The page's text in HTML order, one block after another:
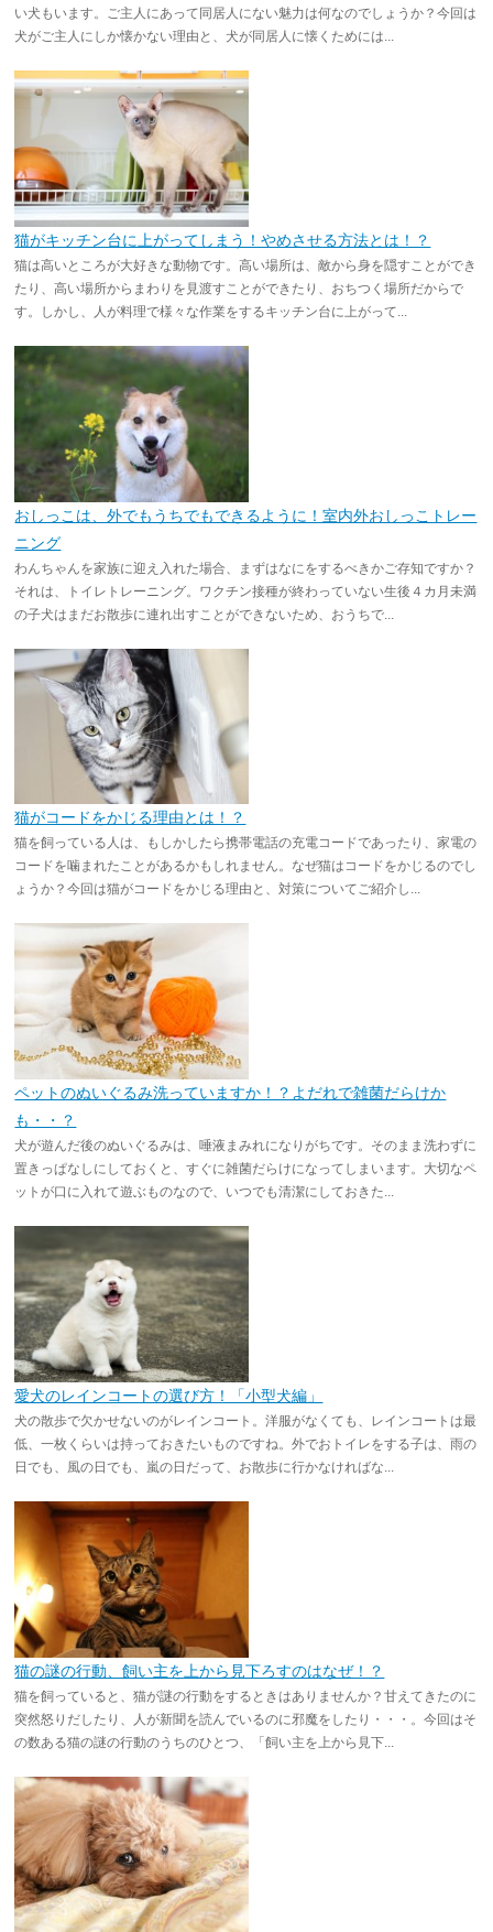
い犬もいます。ご主人にあって同居人にない魅力は何なのでしょうか？今回は
犬がご主人にしか懐かない理由と、犬が同居人に懐くためには...
猫がキッチン台に上がってしまう！やめさせる方法とは！？
猫は高いところが大好きな動物です。高い場所は、敵から身を隠すことができ
たり、高い場所からまわりを見渡すことができたり、おちつく場所だからで
す。しかし、人が料理で様々な作業をするキッチン台に上がって...
おしっこは、外でもうちでもできるように！室内外おしっこトレー
ニング
わんちゃんを家族に迎え入れた場合、まずはなにをするべきかご存知ですか？
それは、トイレトレーニング。ワクチン接種が終わっていない生後４カ月未満
の子犬はまだお散歩に連れ出すことができないため、おうちで...
猫がコードをかじる理由とは！？
猫を飼っている人は、もしかしたら携帯電話の充電コードであったり、家電の
コードを噛まれたことがあるかもしれません。なぜ猫はコードをかじるのでし
ょうか？今回は猫がコードをかじる理由と、対策についてご紹介し...
ペットのぬいぐるみ洗っていますか！？よだれで雑菌だらけか
も・・？
犬が遊んだ後のぬいぐるみは、唾液まみれになりがちです。そのまま洗わずに
置きっぱなしにしておくと、すぐに雑菌だらけになってしまいます。大切なペ
ットが口に入れて遊ぶものなので、いつでも清潔にしておきた...
愛犬のレインコートの選び方！「小型犬編」
犬の散歩で欠かせないのがレインコート。洋服がなくても、レインコートは最
低、一枚くらいは持っておきたいものですね。外でおトイレをする子は、雨の
日でも、風の日でも、嵐の日だって、お散歩に行かなければな...
猫の謎の行動、飼い主を上から見下ろすのはなぜ！？
猫を飼っていると、猫が謎の行動をするときはありませんか？甘えてきたのに
突然怒りだしたり、人が新聞を読んでいるのに邪魔をしたり・・・。今回はそ
の数ある猫の謎の行動のうちのひとつ、「飼い主を上から見下...